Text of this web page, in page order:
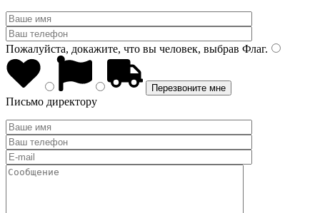
Пожалуйста, докажите, что вы человек, выбрав Флаг.
Письмо директору